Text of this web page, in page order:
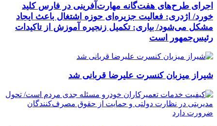
اجرای طرح‌های هفت‌گانه مهارت‌آفرینی در فارس کلید
خورد/ اژدری: فعالیت جزیره‌‌ای حوزه اشتغال باعث ایجاد
مشکل می‌شود/ بیاری: تکمیل زنجیره آموزش از تاکیدات
رئیس‌جمهور است
شیراز میزبان کنسرت علیرضا قربانی شد